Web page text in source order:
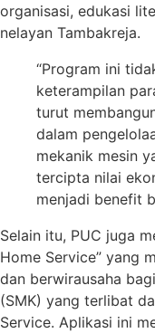
organisasi, edukasi
nelayan Tambakreja.
“Program ini
keterampilan
turut
dalam
mekanik mesin
tercipta nilai
menjadi benefit
Selain itu, PUC juga
Home Service” yang
dan berwirausaha
(SMK) yang terlibat
Service. Aplikasi ini